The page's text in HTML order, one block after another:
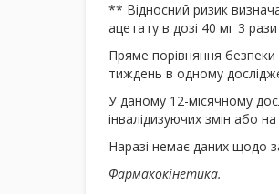
** Відносний ризик
ацетату в дозі 40 мг 3
Пряме порівняння
тиждень в одному
У даному 12-місячному
інвалідизуючих змін або
Наразі немає даних щодо
Фармакокінетика.